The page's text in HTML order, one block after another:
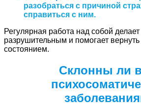
разобраться с причиной
справиться с ним.
Регулярная работа над собой
разрушительным и помогает
состоянием.
Склонны ли